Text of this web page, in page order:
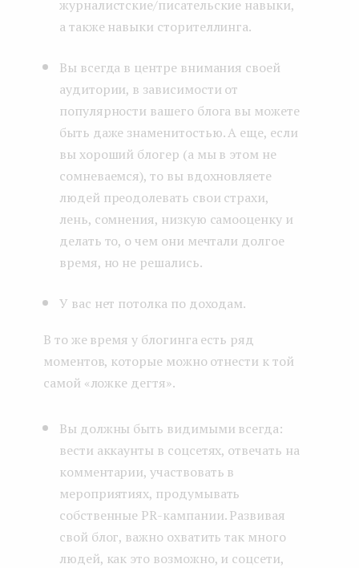
журналистские/писательские навыки,
а также навыки сторителлинга.
Вы всегда в центре внимания своей
аудитории, в зависимости от
популярности вашего блога вы можете
быть даже знаменитостью. А еще, если
вы хороший блогер (а мы в этом не
сомневаемся), то вы вдохновляете
людей преодолевать свои страхи,
лень, сомнения, низкую самооценку и
делать то, о чем они мечтали долгое
время, но не решались.
У вас нет потолка по доходам.
В то же время у блогинга есть ряд
моментов, которые можно отнести к той
самой «ложке дегтя».
Вы должны быть видимыми всегда:
вести аккаунты в соцсетях, отвечать на
комментарии, участвовать в
мероприятиях, продумывать
собственные PR-кампании. Развивая
свой блог, важно охватить так много
людей, как это возможно, и соцсети,